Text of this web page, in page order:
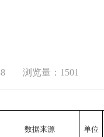
浏览量：1501
数据来源 单位